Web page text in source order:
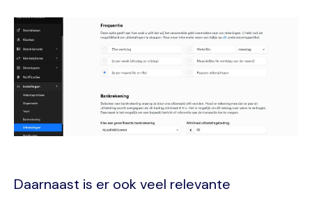
Image
Daarnaast is er ook veel relevante